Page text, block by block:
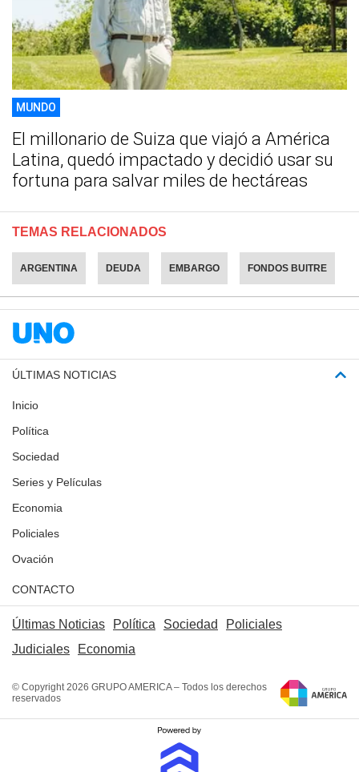
MUNDO
El millonario de Suiza que viajó a América
Latina, quedó impactado y decidió usar su
fortuna para salvar miles de hectáreas
TEMAS RELACIONADOS
ARGENTINA DEUDA EMBARGO FONDOS BUITRE
ÚLTIMAS NOTICIAS
Inicio
Política
Sociedad
Series y Películas
Economia
Policiales
Ovación
CONTACTO
Últimas Noticias Política Sociedad
Policiales
Judiciales
Economia
© Copyright 2026 GRUPO AMERICA – Todos los derechos
reservados